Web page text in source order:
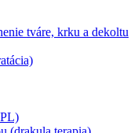
tváre, krku a dekoltu